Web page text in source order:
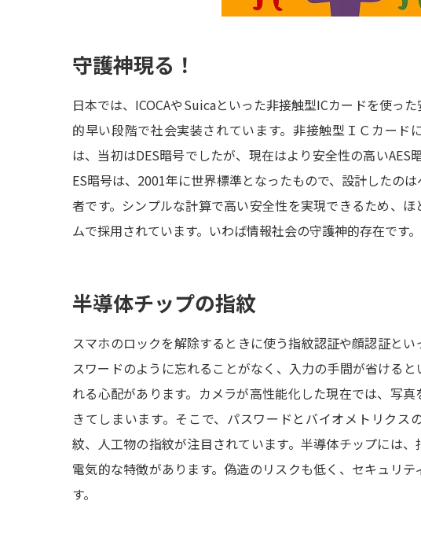
守護神現る！
日本では、ICOCAやSuicaといった非接触型ICカードを使っ
的早い段階で社会実装されています。非接触型ＩＣカード
は、当初はDES暗号でしたが、現在はより安全性の高いAES
ES暗号は、2001年に世界標準となったもので、設計したの
者です。シンプルな計算で高い安全性を実現できるため、
ムで採用されています。いわば情報社会の守護神的存在です。
半導体チップの指紋
スマホのロックを解除するときに使う指紋認証や顔認証と
スワードのように忘れることがなく、入力の手間が省ける
れる心配があります。カメラが高性能化した現在では、写
きてしまいます。そこで、パスワードとバイオメトリクス
紋、人工物の指紋が注目されています。半導体チップには
電気的な特徴があります。偽造のリスクも低く、セキュリ
す。